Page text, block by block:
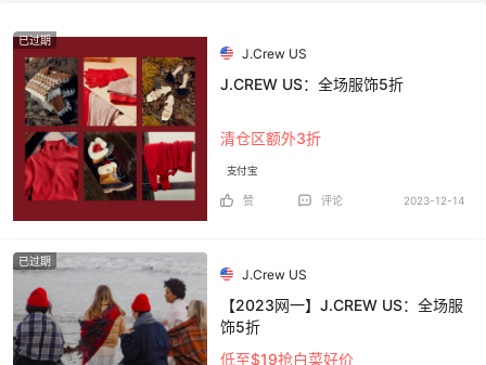
已过期
J.Crew US
J.CREW US：全场服饰5折
清仓区额外3折
支付宝
赞 评论 2023-12-14
已过期
J.Crew US
【2023网一】J.CREW US：全场服
饰5折
低至$19抢白菜好价